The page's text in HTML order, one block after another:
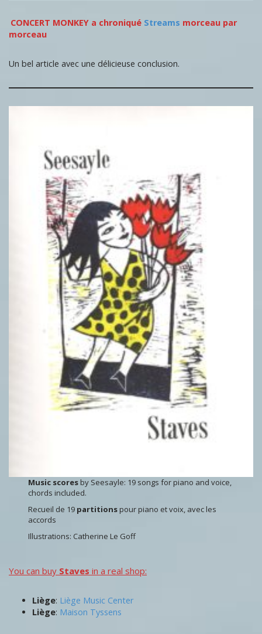
CONCERT MONKEY a chroniqué Streams morceau par
morceau
Un bel article avec une délicieuse conclusion.
Music scores by Seesayle: 19 songs for piano and voice,
chords included.
Recueil de 19 partitions pour piano et voix, avec les
accords
Illustrations: Catherine Le Goff
You can buy Staves in a real shop:
Liège: Liège Music Center
Liège: Maison Tyssens